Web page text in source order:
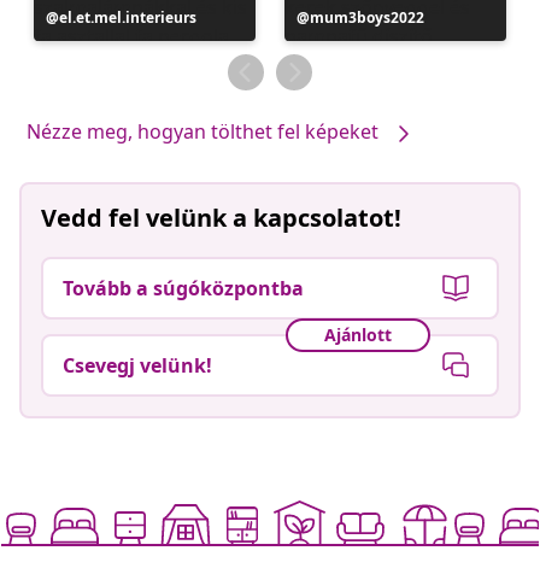
Bejegyzés
közzétevője
el.et.mel.interieurs
Bejegyzés
közzétevője
mum3boys2022
Nézze meg, hogyan tölthet fel képeket
Vedd fel velünk a kapcsolatot!
Tovább a súgóközpontba
Ajánlott
Csevegj velünk!